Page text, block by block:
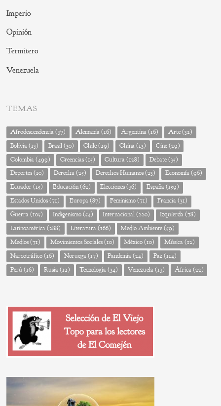
Imperio
Opinión
Termitero
Venezuela
TEMAS
Afrodescendencia(37) Alemania(16) Argentina(16) Arte(32)
Bolivia(13) Brasil(30) Chile(29) China(13) Cine(29)
Colombia(499) Creencias(15) Cultura(128) Debate(35)
Deportes(10) Derecha(25) Derechos Humanos(23) Economía(96)
Ecuador(15) Educación(62) Elecciones(36) España(159)
Estados Unidos(71) Europa(87) Feminismo(71) Francia(31)
Guerra(105) Indigenismo(54) Internacional(220) Izquierda(78)
Latinoamérica(288) Literatura(166) Medio Ambiente(59)
Medios(71) Movimientos Sociales(10) México(10) Música(12)
Narcotráfico(16) Noruega(17) Pandemia(24) Paz(114)
Perú (16) Rusia(12) Tecnología(34) Venezuela(13) África(22)